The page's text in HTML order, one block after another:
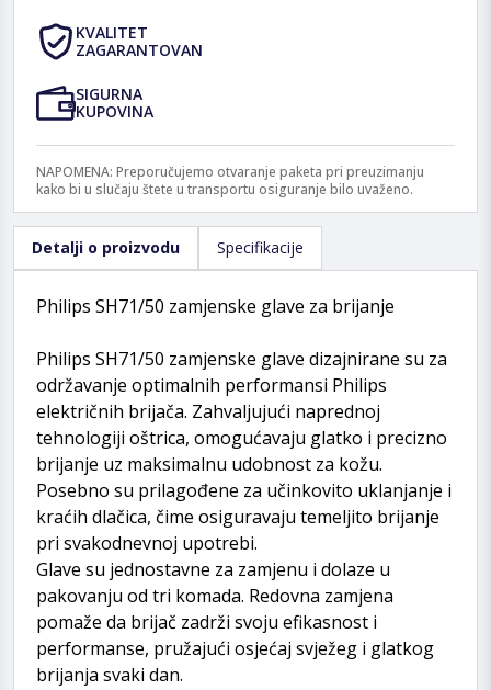
KVALITET
ZAGARANTOVAN
SIGURNA
KUPOVINA
NAPOMENA: Preporučujemo otvaranje paketa pri preuzimanju
kako bi u slučaju štete u transportu osiguranje bilo uvaženo.
Detalji o proizvodu Specifikacije
Philips SH71/50 zamjenske glave za brijanje
Philips SH71/50 zamjenske glave dizajnirane su za
održavanje optimalnih performansi Philips
električnih brijača. Zahvaljujući naprednoj
tehnologiji oštrica, omogućavaju glatko i precizno
brijanje uz maksimalnu udobnost za kožu.
Posebno su prilagođene za učinkovito uklanjanje i
kraćih dlačica, čime osiguravaju temeljito brijanje
pri svakodnevnoj upotrebi.
Glave su jednostavne za zamjenu i dolaze u
pakovanju od tri komada. Redovna zamjena
pomaže da brijač zadrži svoju efikasnost i
performanse, pružajući osjećaj svježeg i glatkog
brijanja svaki dan.